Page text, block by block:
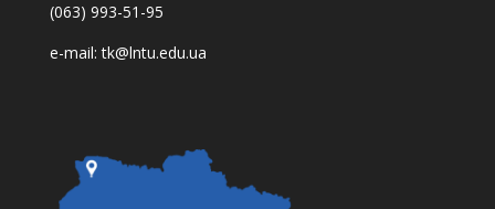
(063) 993-51-95
e-mail:tk@lntu.edu.ua